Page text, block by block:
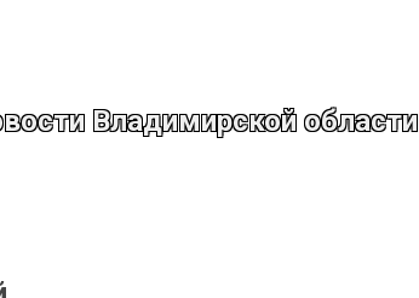
Владимирской области